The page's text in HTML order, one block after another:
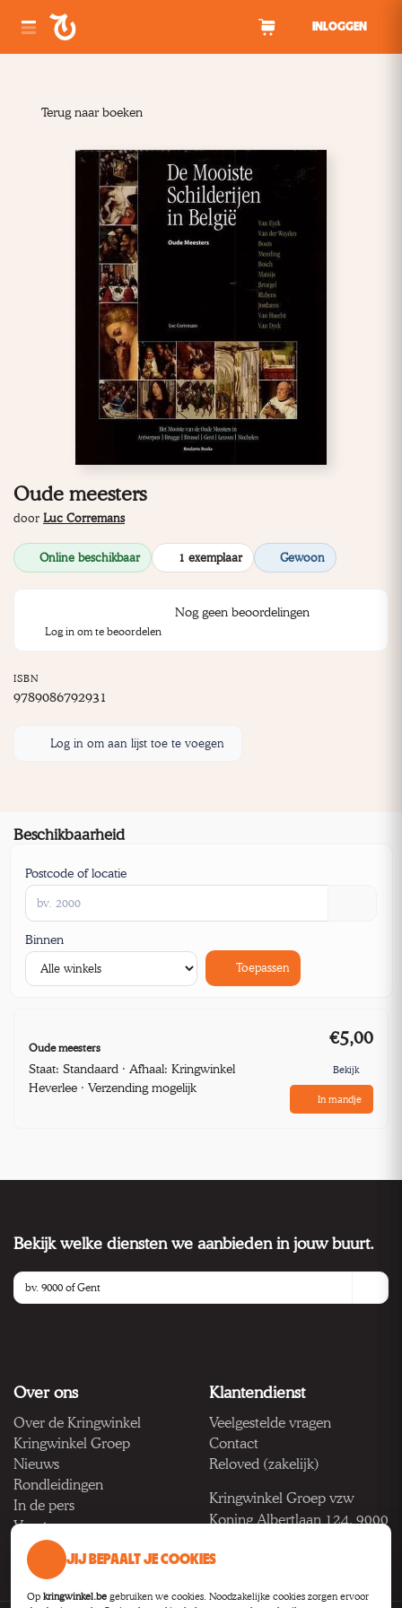
INLOGGEN
Terug naar boeken
Oude meesters
door Luc Corremans
Online beschikbaar 1 exemplaar Gewoon
Nog geen beoordelingen
Log in om te beoordelen
ISBN
9789086792931
Log in om aan lijst toe te voegen
Beschikbaarheid
Postcode of locatie
Binnen
Toepassen
Oude meesters
Staat: Standaard · Afhaal: Kringwinkel
Heverlee · Verzending mogelijk
€5,00
Bekijk
In mandje
Bekijk welke diensten we aanbieden in jouw buurt.
Over ons
Over de Kringwinkel
Kringwinkel Groep
Nieuws
Rondleidingen
In de pers
Vacatures
Klantendienst
Veelgestelde vragen
Contact
Reloved (zakelijk)
Kringwinkel Groep vzw
Koning Albertlaan 124, 9000
BTW BE 1033.922.208
JIJ BEPAALT JE COOKIES
Op kringwinkel.be gebruiken we cookies. Noodzakelijke cookies zorgen ervoor